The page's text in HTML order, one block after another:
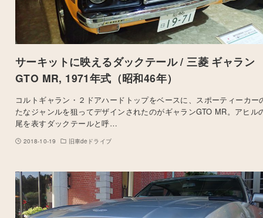
サーキットに映えるダックテール / 三菱 ギャラン
GTO MR, 1971年式（昭和46年）
コルトギャラン・２ドアハードトップをベースに、スポーティーカー
たなジャンルを狙ってデザインされたのがギャランGTO MR。アヒル
尾を表すダックテールと呼…
2018-10-19 旧車deドライブ